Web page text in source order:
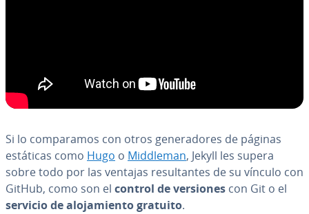
Si lo co­m­pa­ra­mos con otros ge­ne­ra­do­res de páginas
estáticas como Hugo o Middleman, Jekyll les supera
sobre todo por las ventajas re­su­l­ta­n­tes de su vínculo con
GitHub, como son el control de versiones con Git o el
servicio de alo­ja­mie­n­to gratuito.